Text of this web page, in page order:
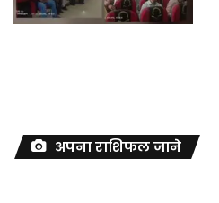
अपना राशिफल जाने